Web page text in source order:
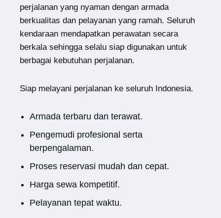
perjalanan yang nyaman dengan armada
berkualitas dan pelayanan yang ramah. Seluruh
kendaraan mendapatkan perawatan secara
berkala sehingga selalu siap digunakan untuk
berbagai kebutuhan perjalanan.
Siap melayani perjalanan ke seluruh Indonesia.
Armada terbaru dan terawat.
Pengemudi profesional serta
berpengalaman.
Proses reservasi mudah dan cepat.
Harga sewa kompetitif.
Pelayanan tepat waktu.